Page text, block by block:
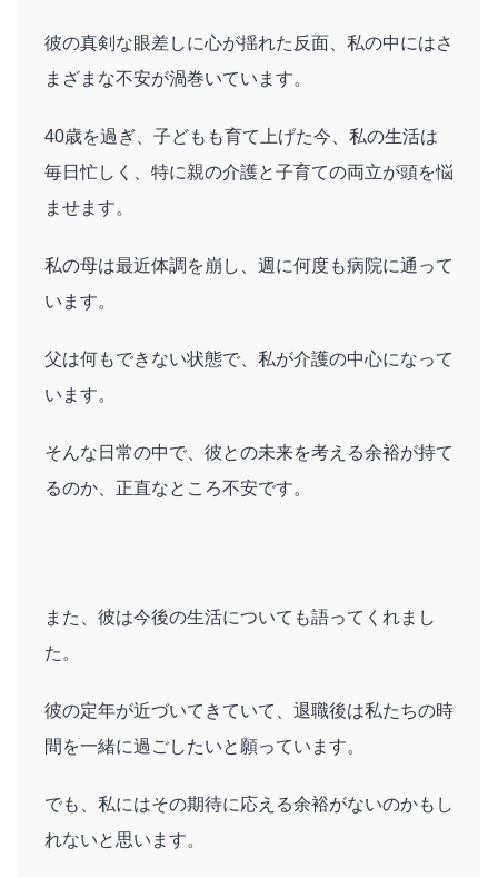
彼の真剣な眼差しに心が揺れた反面、私の中にはさ
まざまな不安が渦巻いています。
40歳を過ぎ、子どもも育て上げた今、私の生活は
毎日忙しく、特に親の介護と子育ての両立が頭を悩
ませます。
私の母は最近体調を崩し、週に何度も病院に通って
います。
父は何もできない状態で、私が介護の中心になって
います。
そんな日常の中で、彼との未来を考える余裕が持て
るのか、正直なところ不安です。
また、彼は今後の生活についても語ってくれまし
た。
彼の定年が近づいてきていて、退職後は私たちの時
間を一緒に過ごしたいと願っています。
でも、私にはその期待に応える余裕がないのかもし
れないと思います。